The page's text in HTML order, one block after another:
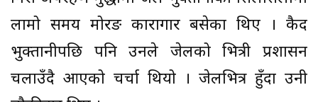
लामो समय मोरङ कारागार बसेका थिए । कैद
भुक्तानीपछि पनि उनले जेलको भित्री प्रशासन
चलाउँदै आएको चर्चा थियो । जेलभित्र हुँदा उनी